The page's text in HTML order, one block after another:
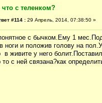
что с теленком?
#114 : 29 Апрель, 2014, 07:38:50 »
с бычком.Ему 1
ноги и положив голову на
в живите у него
с ней связана?как